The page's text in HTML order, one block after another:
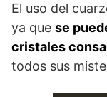
El uso del
ya que se
cristales
todos sus